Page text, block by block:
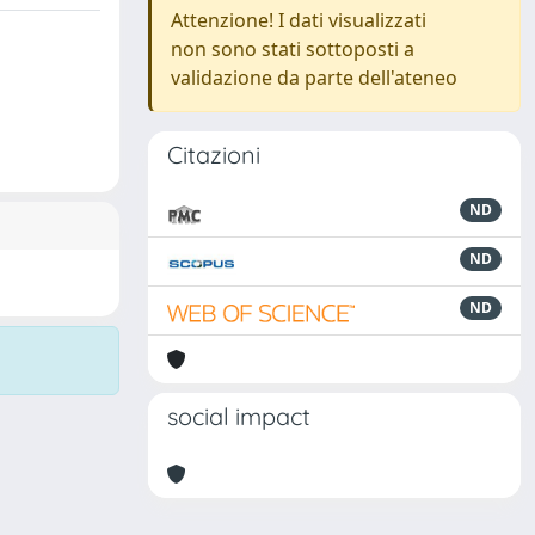
Attenzione! I dati visualizzati
non sono stati sottoposti a
validazione da parte dell'ateneo
Citazioni
ND
ND
ND
social impact